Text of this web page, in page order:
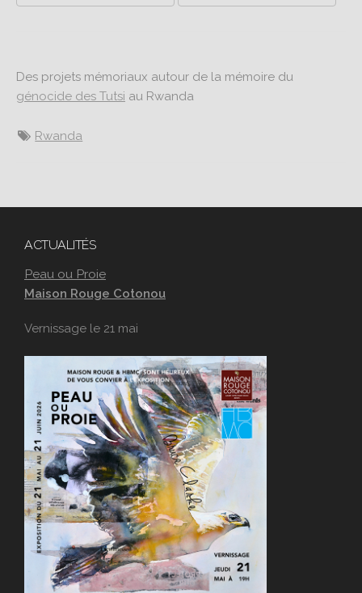
Des projets mémoriaux autour de la mémoire du
génocide des Tutsi au Rwanda
Rwanda
ACTUALITÉS
Peau ou Proie
Maison Rouge Cotonou
Vernissage le 21 mai